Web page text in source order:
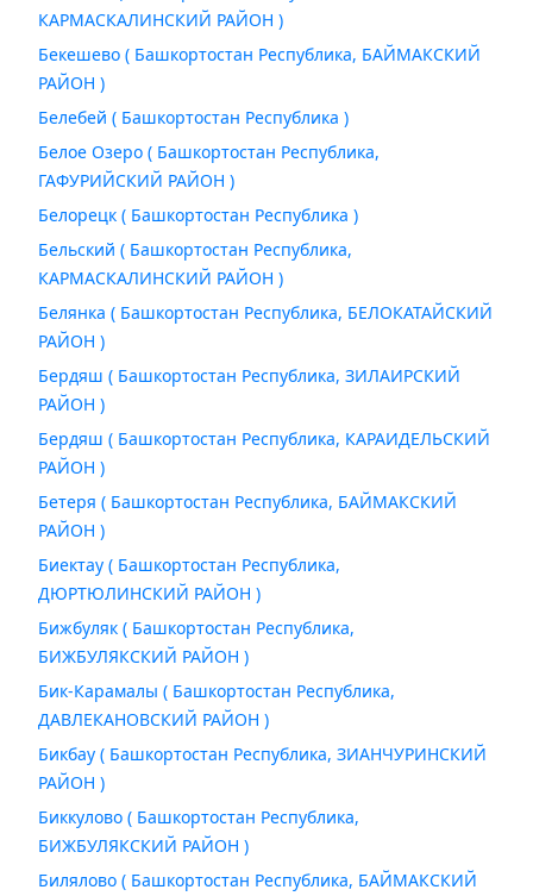
КАРМАСКАЛИНСКИЙ РАЙОН )
Бекешево ( Башкортостан Республика, БАЙМАКСКИЙ
РАЙОН )
Белебей ( Башкортостан Республика )
Белое Озеро ( Башкортостан Республика,
ГАФУРИЙСКИЙ РАЙОН )
Белорецк ( Башкортостан Республика )
Бельский ( Башкортостан Республика,
КАРМАСКАЛИНСКИЙ РАЙОН )
Белянка ( Башкортостан Республика, БЕЛОКАТАЙСКИЙ
РАЙОН )
Бердяш ( Башкортостан Республика, ЗИЛАИРСКИЙ
РАЙОН )
Бердяш ( Башкортостан Республика, КАРАИДЕЛЬСКИЙ
РАЙОН )
Бетеря ( Башкортостан Республика, БАЙМАКСКИЙ
РАЙОН )
Биектау ( Башкортостан Республика,
ДЮРТЮЛИНСКИЙ РАЙОН )
Бижбуляк ( Башкортостан Республика,
БИЖБУЛЯКСКИЙ РАЙОН )
Бик-Карамалы ( Башкортостан Республика,
ДАВЛЕКАНОВСКИЙ РАЙОН )
Бикбау ( Башкортостан Республика, ЗИАНЧУРИНСКИЙ
РАЙОН )
Биккулово ( Башкортостан Республика,
БИЖБУЛЯКСКИЙ РАЙОН )
Билялово ( Башкортостан Республика, БАЙМАКСКИЙ